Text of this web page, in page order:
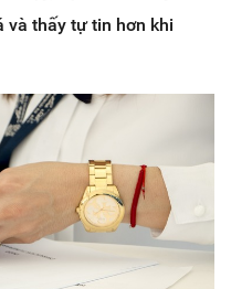
và thấy tự tin hơn khi